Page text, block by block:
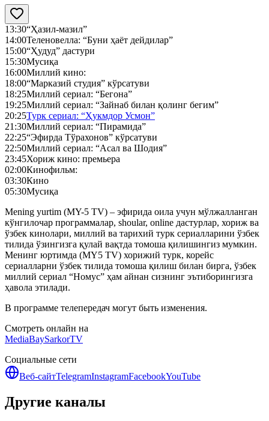
13:30“Ҳазил-мазил”
14:00Теленовелла: “Буни ҳаёт дейдилар”
15:00“Ҳудуд” дастури
15:30Мусиқа
16:00Миллий кино:
18:00“Марказий студия” кўрсатуви
18:25Миллий сериал: “Бегона”
19:25Миллий сериал: “Зайнаб билан қолинг бегим”
20:25Турк сериал: “Ҳукмдор Усмон”
21:30Миллий сериал: “Пирамида”
22:25“Эфирда Тўрахонов” кўрсатуви
22:50Миллий сериал: “Асал ва Шодия”
23:45Хориж кино: премьера
02:00Кинофильм:
03:30Кино
05:30Мусиқа
Mening yurtim (MY-5 TV) – эфирида оила учун мўлжалланган
кўнгилочар программалар, shoular, online дастурлар, хориж ва
ўзбек кинолари, миллий ва тарихий турк сериалларини ўзбек
тилида ўзингизга қулай вақтда томоша қилишингиз мумкин.
Менинг юртимда (MY5 TV) хорижий турк, корейс
сериалларни ўзбек тилида томоша қилиш билан бирга, ўзбек
миллий сериал “Номус” ҳам айнан сизнинг эътиборингизга
ҳавола этилади.
В программе телепередач могут быть изменения.
Смотреть онлайн на
MediaBaySarkorTV
Социальные сети
Веб-сайтTelegramInstagramFacebookYouTube
Другие каналы